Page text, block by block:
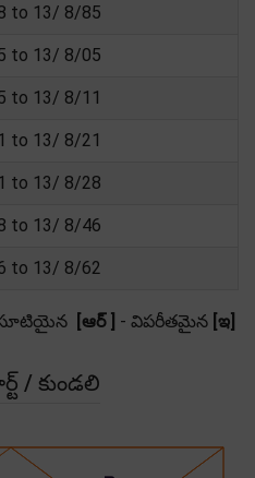
to 13/ 8/85
to 13/ 8/05
to 13/ 8/11
to 13/ 8/21
to 13/ 8/28
to 13/ 8/46
to 13/ 8/62
[ఆర్ ] - విపరీతమైన [ఇ]
/ కుండలి